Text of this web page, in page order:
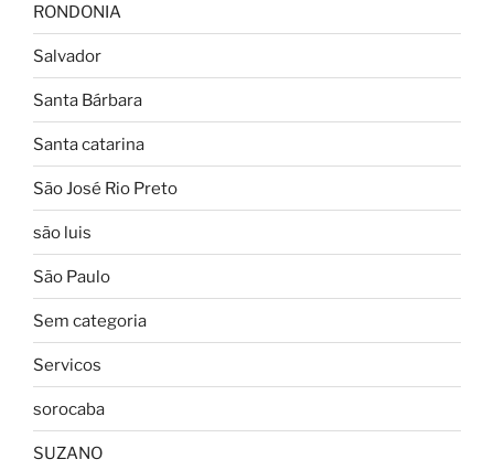
RONDONIA
Salvador
Santa Bárbara
Santa catarina
São José Rio Preto
são luis
São Paulo
Sem categoria
Servicos
sorocaba
SUZANO